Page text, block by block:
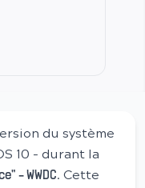
du système
10 - durant la
- WWDC. Cette